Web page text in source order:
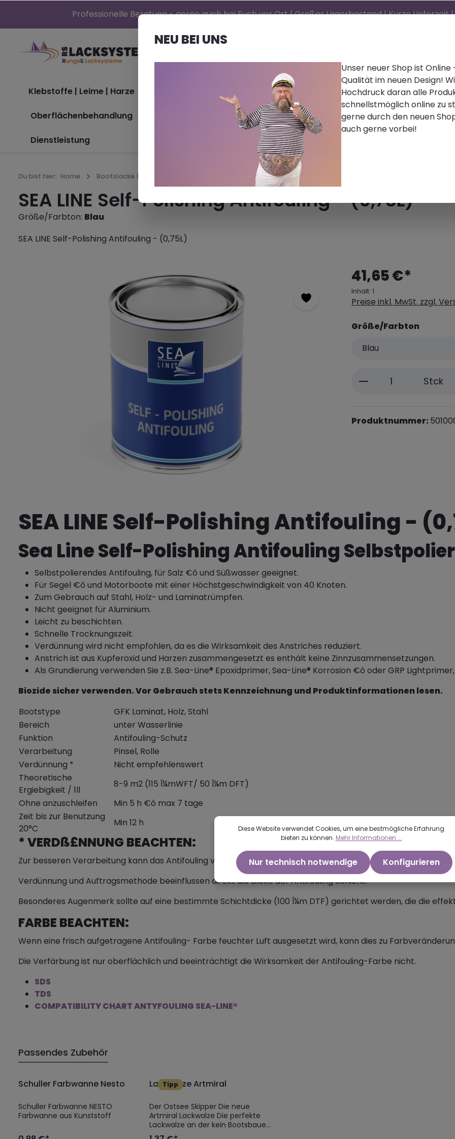
Professionelle Beratung - gerne auch bei Euch vor Ort | Großer Lagerbestand | Kurze
Klebstoffe | Leime | Harze Reinigen | Polieren Farbe | Lacke |
Oberflächenbehandlung Zubehör Bekleidung Palettenware
Dienstleistung
Du bist hier: Home Bootslacke (Nord)®
SEA LINE Self-Polishing Antifouling - (0,75L)
Größe/Farbton: Blau
SEA LINE Self-Polishing Antifouling - (0,75L)
41,65 €*
Inhalt: 1
Preise inkl. MwSt. zzgl.
Größe/Farbton
Produkt Stck
Produktnummer:
SEA LINE Self-Polishing Antifouling -
Sea Line Self-Polishing Antifouling
Selbstpolierendes Antifouling, für Salz €ô und Süßwasser geeignet.
Für Segel €ô und Motorboote mit einer Höchstgeschwindigkeit von 40 Knoten.
Zum Gebrauch auf Stahl, Holz- und Laminatrümpfen.
Nicht geeignet für Aluminium.
Leicht zu beschichten.
Schnelle Trocknungszeit.
Verdünnung wird nicht empfohlen, da es die Wirksamkeit des Anstriches reduziert.
Anstrich ist aus Kupferoxid und Harzen zusammengesetzt es enthält keine Zinnzusammensetzungen.
Als Grundierung verwenden Sie z.B. Sea-Line® Epoxidprimer, Sea-Line® Korrosion €ô oder GRP
Biozide sicher verwenden. Vor Gebrauch stets Kennzeichnung und Produktinformationen lesen.
Bootstype
GFK Laminat, Holz, Stahl
Bereich
unter Wasserlinie
Funktion
Antifouling-Schutz
Verarbeitung
Pinsel, Rolle
Verdünnung *
Nicht empfehlenswert
Theoretische
Ergiebigkeit / 1ll
8-9 m2 (115 Î¼mWFT/ 50 Î¼m DFT)
Ohne anzuschleifen
Min 5 h €ô max 7 tage
Zeit bis zur Benutzung
20°C
Min 12 h
* VERDß£NNUNG BEACHTEN:
Zur besseren Verarbeitung kann das Antifouling verdünnt werden, eine maximale Verdünnung von 5 Vol .-%
Verdünnung und Auftragsmethode beeinflussen direkt die Dicke der Antifouling Schicht.
Besonderes Augenmerk sollte auf eine bestimmte Schichtdicke (100 Î¼m DTF) gerichtet werden, die die
FARBE BEACHTEN:
Wenn eine frisch aufgetragene Antifouling- Farbe feuchter Luft ausgesetzt wird, kann dies zu
Die Verfärbung ist nur oberflächlich und beeinträchtigt die Wirksamkeit der Antifouling-Farbe nicht.
SDS
TDS
COMPATIBILITY CHART ANTYFOULING SEA-LINE®
Passendes Zubehör
Schuller Farbwanne Nesto
Schuller Farbwanne NESTO
Farbwanne aus Kunststoff
Tipp
Lackwalze Artmiral
Der Ostsee Skipper Die neue
Artmiral Lackwalze Die perfekte
Lackwalze an der kein Bootsbauer
und kein Bootseigner vorbei
Diese Website verwendet Cookies, um eine bestmögliche Erfahrung
bieten zu können. Mehr Informationen ...
Nur technisch notwendige Konfigurieren
NEU BEI UNS
Unser neuer Shop ist
Qualität im neuen Design!
Hochdruck daran alle
schnellstmöglich online zu
gerne durch den neuen
auch gerne vorbei!